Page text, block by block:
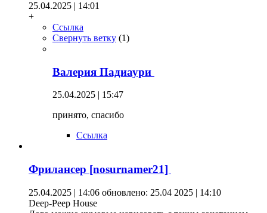
25.04.2025 | 14:01
+
Ссылка
Свернуть ветку (1)
Валерия Падиаури
25.04.2025 | 15:47
принято, спасибо
Ссылка
Фрилансер [nosurnamer21]
25.04.2025 | 14:06 обновлено: 25.04 2025 | 14:10
Deep-Peep House